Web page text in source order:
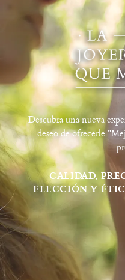
Descubra una nueva
deseo de ofrecerle
CALIDAD,
ELECCIÓN Y